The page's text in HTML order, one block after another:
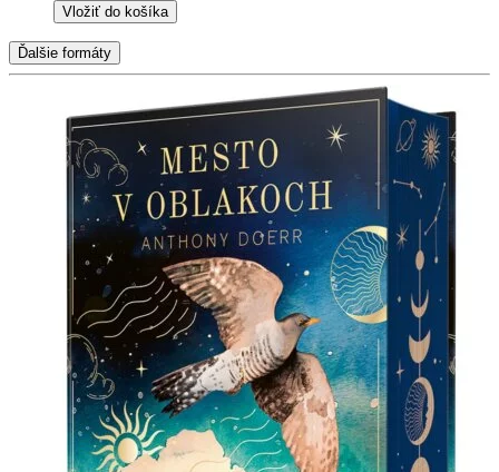
Vložiť do košíka
Ďalšie formáty